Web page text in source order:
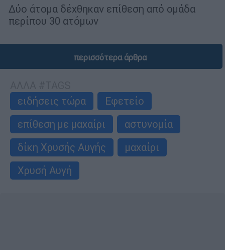
Δύο άτομα δέχθηκαν επίθεση από ομάδα
περίπου 30 ατόμων
περισσότερα άρθρα
ειδήσεις τώρα
Εφετείο
επίθεση με μαχαίρι
αστυνομία
δίκη Χρυσής Αυγής
μαχαίρι
Χρυσή Αυγή